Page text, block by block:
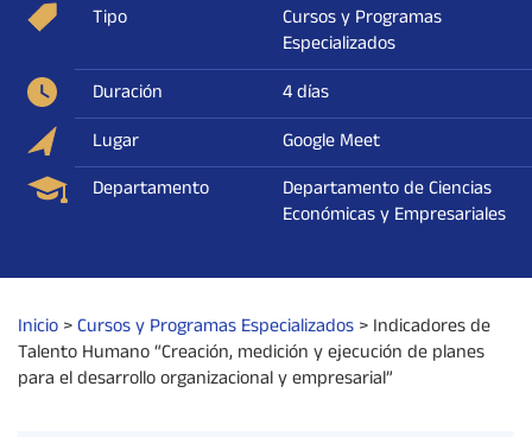
Tipo
Cursos y Programas
Especializados
Duración
4 días
Lugar
Google Meet
Departamento
Departamento de Ciencias
Económicas y Empresariales
Inicio>Cursos y Programas Especializados>Indicadores de
Talento Humano“Creación, medición y ejecución de planes
para el desarrollo organizacional y empresarial”